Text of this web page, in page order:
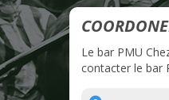
Le bar PMU
contacter le bar